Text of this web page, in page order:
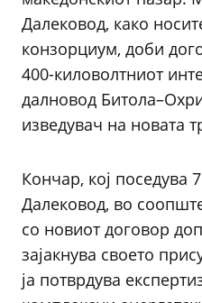
Далековод, како
конзорциум, доби
400-киловолтниот
далновод
изведувач на новата
Кончар, кој поседува
Далековод, во
со новиот договор
зајакнува своето
ја потврдува